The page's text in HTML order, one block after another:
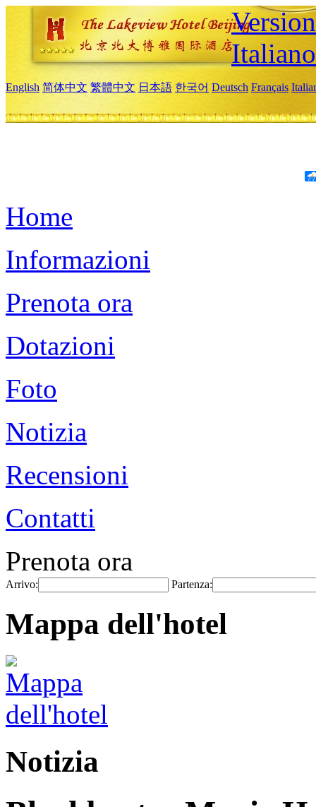
Italiano
English 简体中文 繁體中文 日本語 한국어 Deutsch Français
Home
Informazioni
Prenota ora
Dotazioni
Foto
Notizia
Recensioni
Contatti
Prenota ora
Arrivo: Partenza:
Mappa dell'hotel
Notizia